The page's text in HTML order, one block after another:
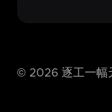
© 2026 逐工一幅